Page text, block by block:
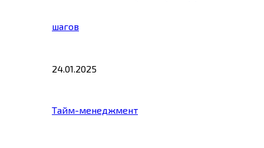
шагов
24.01.2025
Тайм-менеджмент